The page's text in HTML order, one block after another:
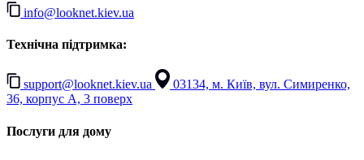
info@looknet.kiev.ua
Технічна підтримка:
support@looknet.kiev.ua
03134, м. Київ, вул. Симиренко,
36, корпус А, 3 поверх
Послуги для дому